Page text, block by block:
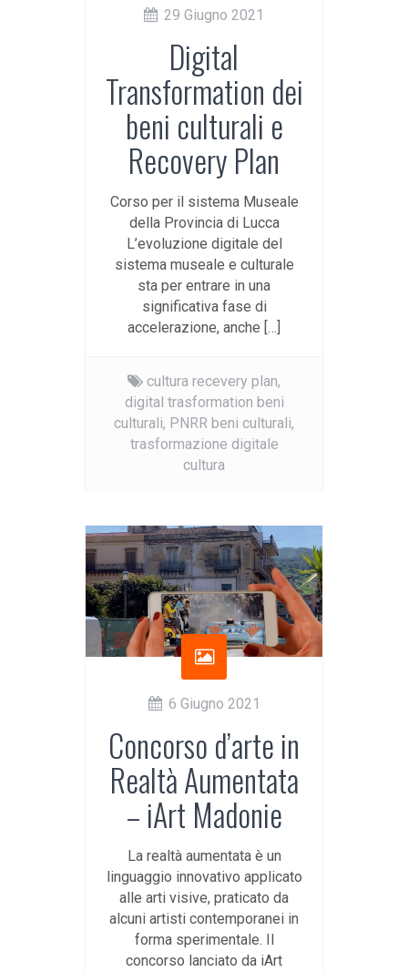
29 Giugno 2021
Digital
Transformation dei
beni culturali e
Recovery Plan
Corso per il sistema Museale
della Provincia di Lucca
L’evoluzione digitale del
sistema museale e culturale
sta per entrare in una
significativa fase di
accelerazione, anche […]
cultura recevery plan,
digital trasformation beni
culturali, PNRR beni culturali,
trasformazione digitale
cultura
6 Giugno 2021
Concorso d’arte in
Realtà Aumentata
– iArt Madonie
La realtà aumentata è un
linguaggio innovativo applicato
alle arti visive, praticato da
alcuni artisti contemporanei in
forma sperimentale. Il
concorso lanciato da iArt